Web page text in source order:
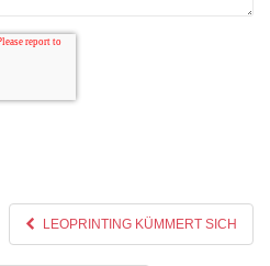
LEOPRINTING KÜMMERT SICH